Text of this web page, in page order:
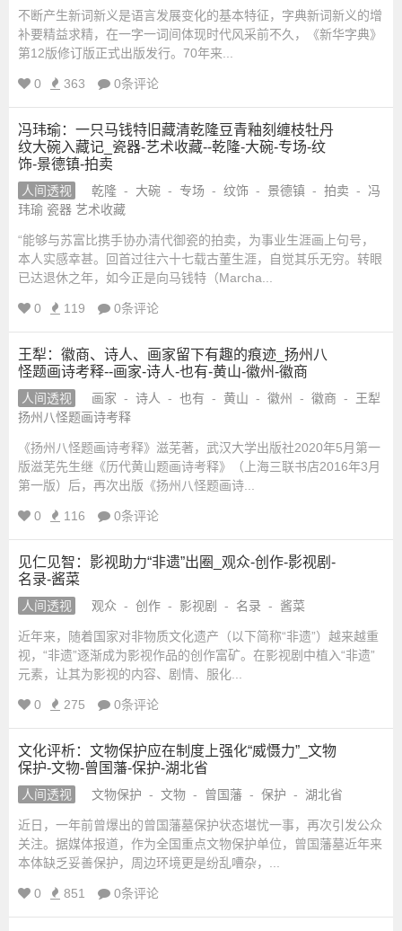
合
网-
国
学
国
网
网
不断产生新词新义是语言发展变化的基本特征，字典新词新义的增
补要精益求精，在一字一词间体现时代风采前不久，《新华字典》
第12版修订版正式出版发行。70年来...
0 363 0条评论
冯玮瑜：一只马钱特旧藏清乾隆豆青釉刻缠枝牡丹
纹大碗入藏记_瓷器-艺术收藏--乾隆-大碗-专场-纹
饰-景德镇-拍卖
人间透视 乾隆 - 大碗 - 专场 - 纹饰 - 景德镇 - 拍卖 -
冯
玮瑜 瓷器 艺术收藏
“能够与苏富比携手协办清代御瓷的拍卖，为事业生涯画上句号，
本人实感幸甚。回首过往六十七载古董生涯，自觉其乐无穷。转眼
已达退休之年，如今正是向马钱特（Marcha...
0 119 0条评论
王犁：徽商、诗人、画家留下有趣的痕迹_扬州八
怪题画诗考释--画家-诗人-也有-黄山-徽州-徽商
人间透视 画家 - 诗人 - 也有 - 黄山 - 徽州 - 徽商 -
王犁
扬州八怪题画诗考释
《扬州八怪题画诗考释》滋芜著，武汉大学出版社2020年5月第一
版滋芜先生继《历代黄山题画诗考释》（上海三联书店2016年3月
第一版）后，再次出版《扬州八怪题画诗...
0 116 0条评论
见仁见智：影视助力“非遗”出圈_观众-创作-影视剧-
名录-酱菜
人间透视 观众 - 创作 - 影视剧 - 名录 - 酱菜
近年来，随着国家对非物质文化遗产（以下简称“非遗”）越来越重
视，“非遗”逐渐成为影视作品的创作富矿。在影视剧中植入“非遗”
元素，让其为影视的内容、剧情、服化...
0 275 0条评论
文化评析：文物保护应在制度上强化“威慑力”_文物
保护-文物-曾国藩-保护-湖北省
人间透视 文物保护 - 文物 - 曾国藩 - 保护 - 湖北省
近日，一年前曾爆出的曾国藩墓保护状态堪忧一事，再次引发公众
关注。据媒体报道，作为全国重点文物保护单位，曾国藩墓近年来
本体缺乏妥善保护，周边环境更是纷乱嘈杂，...
0 851 0条评论